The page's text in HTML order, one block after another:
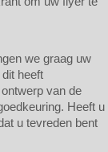
we graag uw
heeft
van de
Heeft u
u tevreden bent